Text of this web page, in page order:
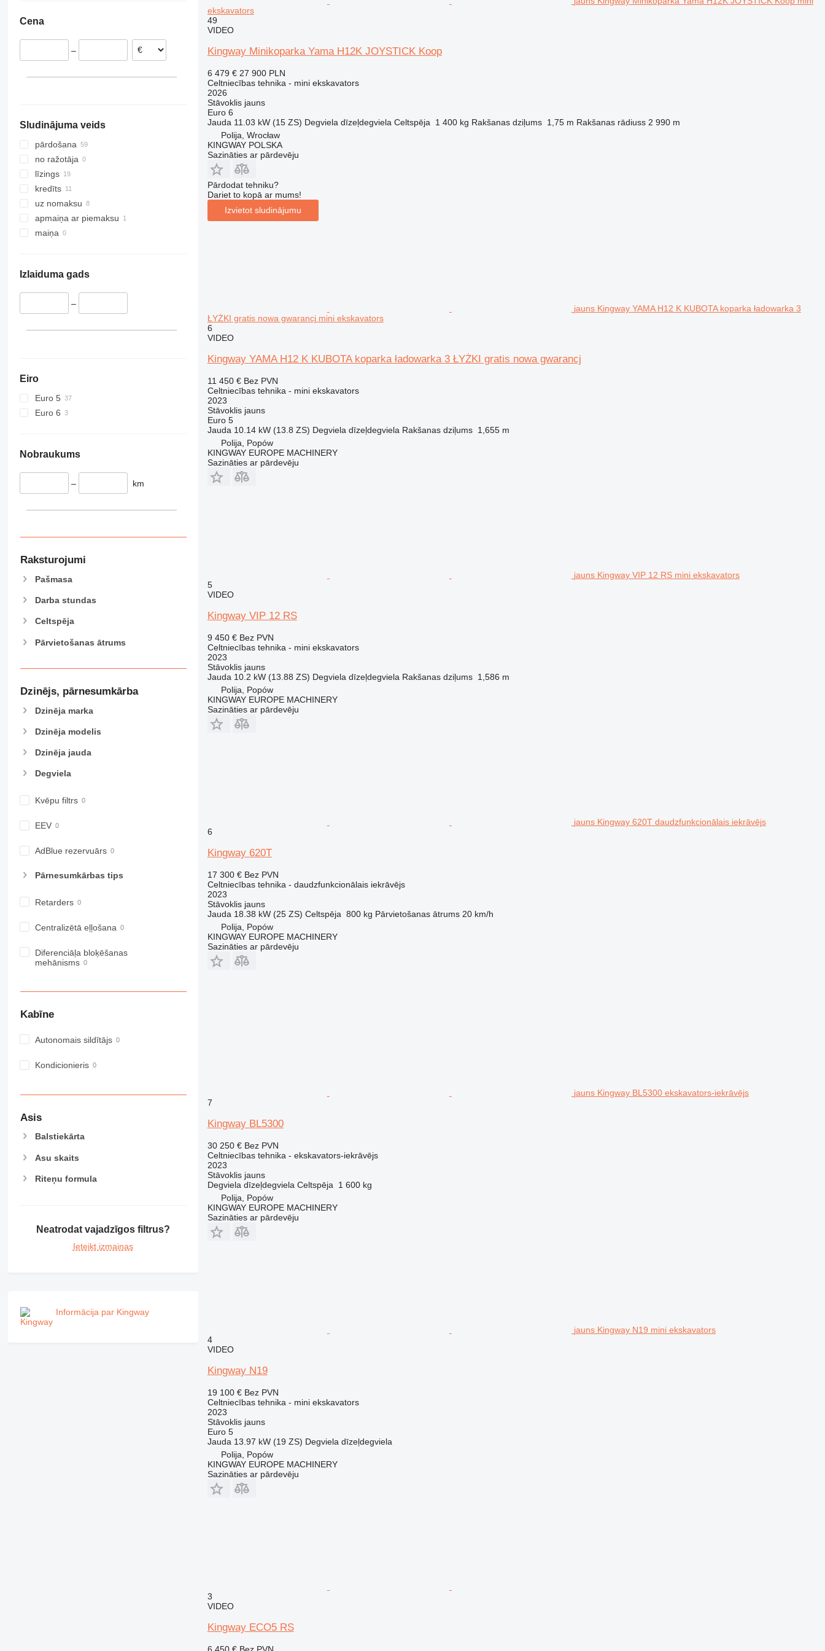
312
318
319
320
321
322
323
324
325
330
336
390
395
424
430
432
589
906
907
914
926
930
938
950
955
963
966
973
982
992
C-series
CB
E-series
GC
427
8008
8018
8025
8026
8030
8035
CT
JS
S-Series
TM
3369
Pecolift
Toucan
SD
XR
Cena
–
Sludinājuma veids
pārdošana
no ražotāja
līzings
kredīts
uz nomaksu
apmaiņa ar piemaksu
maiņa
Izlaiduma gads
–
Eiro
Euro 5
Euro 6
Nobraukums
– km
Raksturojumi
Pašmasa
Darba stundas
Celtspēja
Pārvietošanas ātrums
Dzinējs, pārnesumkārba
Dzinēja marka
Dzinēja modelis
Dzinēja jauda
Degviela
Kvēpu filtrs
EEV
AdBlue rezervuārs
Pārnesumkārbas tips
Retarders
Centralizētā eļļošana
Diferenciāļa bloķēšanas
mehānisms
Kabīne
Autonomais sildītājs
Kondicionieris
Asis
Balstiekārta
Asu skaits
Riteņu formula
Neatrodat vajadzīgos filtrus?
Ieteikt izmaiņas
Informācija par Kingway
ekskavators
49
VIDEO
Kingway Minikoparka Yama H12K JOYSTICK Koop
6 479 € 27 900 PLN
Celtniecības tehnika - mini ekskavators
2026
Stāvoklisjauns
Euro 6
Jauda 11.03 kW (15 ZS) Degviela dīzeļdegviela Celtspēja 1 400 kg Rakšanas dziļums 1,75 m Rakšanas rādiuss 2 990 m
Polija, Wrocław
KINGWAY POLSKA
Sazināties ar pārdevēju
Pārdodat tehniku?
Dariet to kopā ar mums!
Izvietot sludinājumu
jauns Kingway YAMA H12 K KUBOTA koparka ładowarka 3
ŁYŻKI gratis nowa gwarancj mini ekskavators
6
VIDEO
Kingway YAMA H12 K KUBOTA koparka ładowarka 3 ŁYŻKI gratis nowa gwarancj
11 450 € Bez PVN
Celtniecības tehnika - mini ekskavators
2023
Stāvoklisjauns
Euro 5
Jauda 10.14 kW (13.8 ZS) Degviela dīzeļdegviela Rakšanas dziļums 1,655 m
Polija, Popów
KINGWAY EUROPE MACHINERY
Sazināties ar pārdevēju
jauns Kingway VIP 12 RS mini ekskavators
5
VIDEO
Kingway VIP 12 RS
9 450 € Bez PVN
Celtniecības tehnika - mini ekskavators
2023
Stāvoklisjauns
Jauda 10.2 kW (13.88 ZS) Degviela dīzeļdegviela Rakšanas dziļums 1,586 m
Polija, Popów
KINGWAY EUROPE MACHINERY
Sazināties ar pārdevēju
jauns Kingway 620T daudzfunkcionālais iekrāvējs
6
Kingway 620T
17 300 € Bez PVN
Celtniecības tehnika - daudzfunkcionālais iekrāvējs
2023
Stāvoklisjauns
Jauda 18.38 kW (25 ZS) Celtspēja 800 kg Pārvietošanas ātrums 20 km/h
Polija, Popów
KINGWAY EUROPE MACHINERY
Sazināties ar pārdevēju
jauns Kingway BL5300 ekskavators-iekrāvējs
7
Kingway BL5300
30 250 € Bez PVN
Celtniecības tehnika - ekskavators-iekrāvējs
2023
Stāvoklisjauns
Degviela dīzeļdegviela Celtspēja
1 600 kg
Polija, Popów
KINGWAY EUROPE MACHINERY
Sazināties ar pārdevēju
jauns Kingway N19 mini ekskavators
4
VIDEO
Kingway N19
19 100 € Bez PVN
Celtniecības tehnika - mini ekskavators
2023
Stāvoklisjauns
Euro 5
Jauda 13.97 kW (19 ZS) Degviela dīzeļdegviela
Polija, Popów
KINGWAY EUROPE MACHINERY
Sazināties ar pārdevēju
3
VIDEO
Kingway ECO5 RS
6 450 € Bez PVN